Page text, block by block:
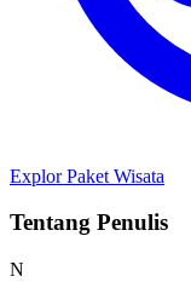
Explor Paket Wisata
Tentang Penulis
N